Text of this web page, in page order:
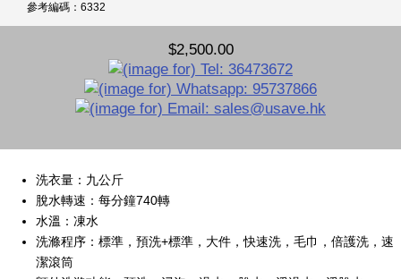
參考編碼：6332
$2,500.00
洗衣量：九公斤
脫水轉速：每分鐘740轉
水溫：凍水
洗滌程序：標準，預洗+標準，大件，快速洗，毛巾，倍護洗，速
潔滾筒